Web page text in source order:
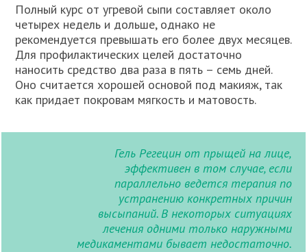
Полный курс от угревой сыпи составляет около
четырех недель и дольше, однако не
рекомендуется превышать его более двух месяцев.
Для профилактических целей достаточно
наносить средство два раза в пять – семь дней.
Оно считается хорошей основой под макияж, так
как придает покровам мягкость и матовость.
Гель Регецин от прыщей на лице,
эффективен в том случае, если
параллельно ведется терапия по
устранению конкретных причин
высыпаний. В некоторых ситуациях
лечения одними только наружными
медикаментами бывает недостаточно.